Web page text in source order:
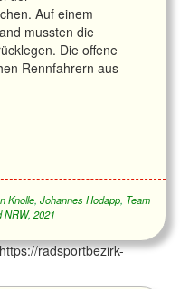
Auf einem
mussten die
Die offene
Rennfahrern aus
Knolle, Johannes Hodapp, Team
NRW, 2021
https://radsportbezirk-